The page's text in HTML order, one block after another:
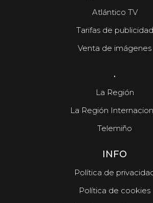
Atlántico TV
Tarifas de publicidad
Venta de imágenes
.
La Región
La Región
Telemiño
INFO
Política de
Política de cookies